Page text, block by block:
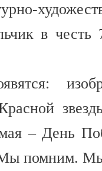
в
– День
помним.